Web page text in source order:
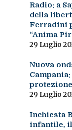
Radio: a
della
Ferradini
“Anima
29 Luglio
Nuova
29 Luglio
Inchiesta
infantile,